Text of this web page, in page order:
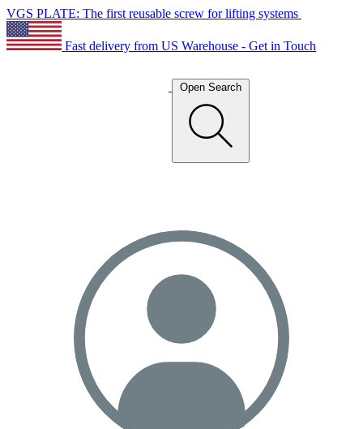
VGS PLATE: The first reusable screw for lifting systems
Fast delivery from US Warehouse - Get in Touch
Open Search